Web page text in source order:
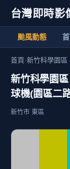
台灣即時影
颱風動態
首頁›新竹科學園區
新竹科學園
球機(園區二
新竹市 東區